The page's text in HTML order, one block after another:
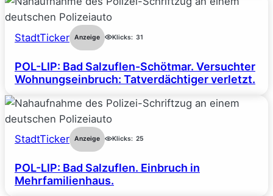
StadtTicker Anzeige Klicks: 31
POL-LIP: Bad Salzuflen-Schötmar. Versuchter
Wohnungseinbruch: Tatverdächtiger verletzt.
StadtTicker Anzeige Klicks: 25
POL-LIP: Bad Salzuflen. Einbruch in
Mehrfamilienhaus.